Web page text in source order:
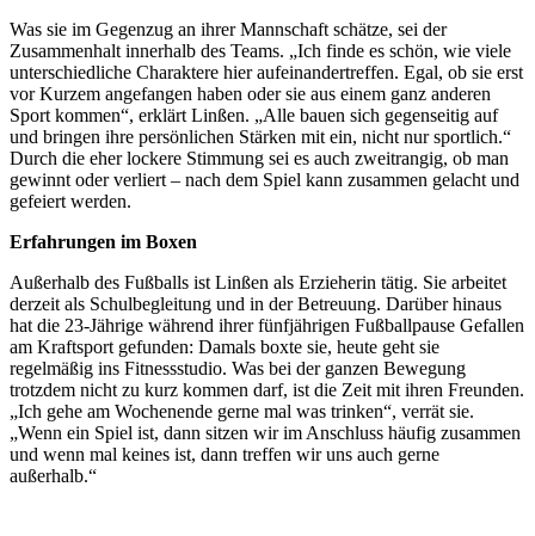
Was sie im Gegenzug an ihrer Mannschaft schätze, sei der
Zusammenhalt innerhalb des Teams. „Ich finde es schön, wie viele
unterschiedliche Charaktere hier aufeinandertreffen. Egal, ob sie erst
vor Kurzem angefangen haben oder sie aus einem ganz anderen
Sport kommen“, erklärt Linßen. „Alle bauen sich gegenseitig auf
und bringen ihre persönlichen Stärken mit ein, nicht nur sportlich.“
Durch die eher lockere Stimmung sei es auch zweitrangig, ob man
gewinnt oder verliert – nach dem Spiel kann zusammen gelacht und
gefeiert werden.
Erfahrungen im Boxen
Außerhalb des Fußballs ist Linßen als Erzieherin tätig. Sie arbeitet
derzeit als Schulbegleitung und in der Betreuung. Darüber hinaus
hat die 23-Jährige während ihrer fünfjährigen Fußballpause Gefallen
am Kraftsport gefunden: Damals boxte sie, heute geht sie
regelmäßig ins Fitnessstudio. Was bei der ganzen Bewegung
trotzdem nicht zu kurz kommen darf, ist die Zeit mit ihren Freunden.
„Ich gehe am Wochenende gerne mal was trinken“, verrät sie.
„Wenn ein Spiel ist, dann sitzen wir im Anschluss häufig zusammen
und wenn mal keines ist, dann treffen wir uns auch gerne
außerhalb.“